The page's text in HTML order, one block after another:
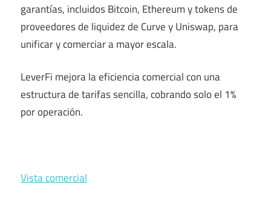
garantías, incluidos Bitcoin, Ethereum y tokens de
proveedores de liquidez de Curve y Uniswap, para
unificar y comerciar a mayor escala.
LeverFi mejora la eficiencia comercial con una
estructura de tarifas sencilla, cobrando solo el 1%
por operación.
Vista comercial